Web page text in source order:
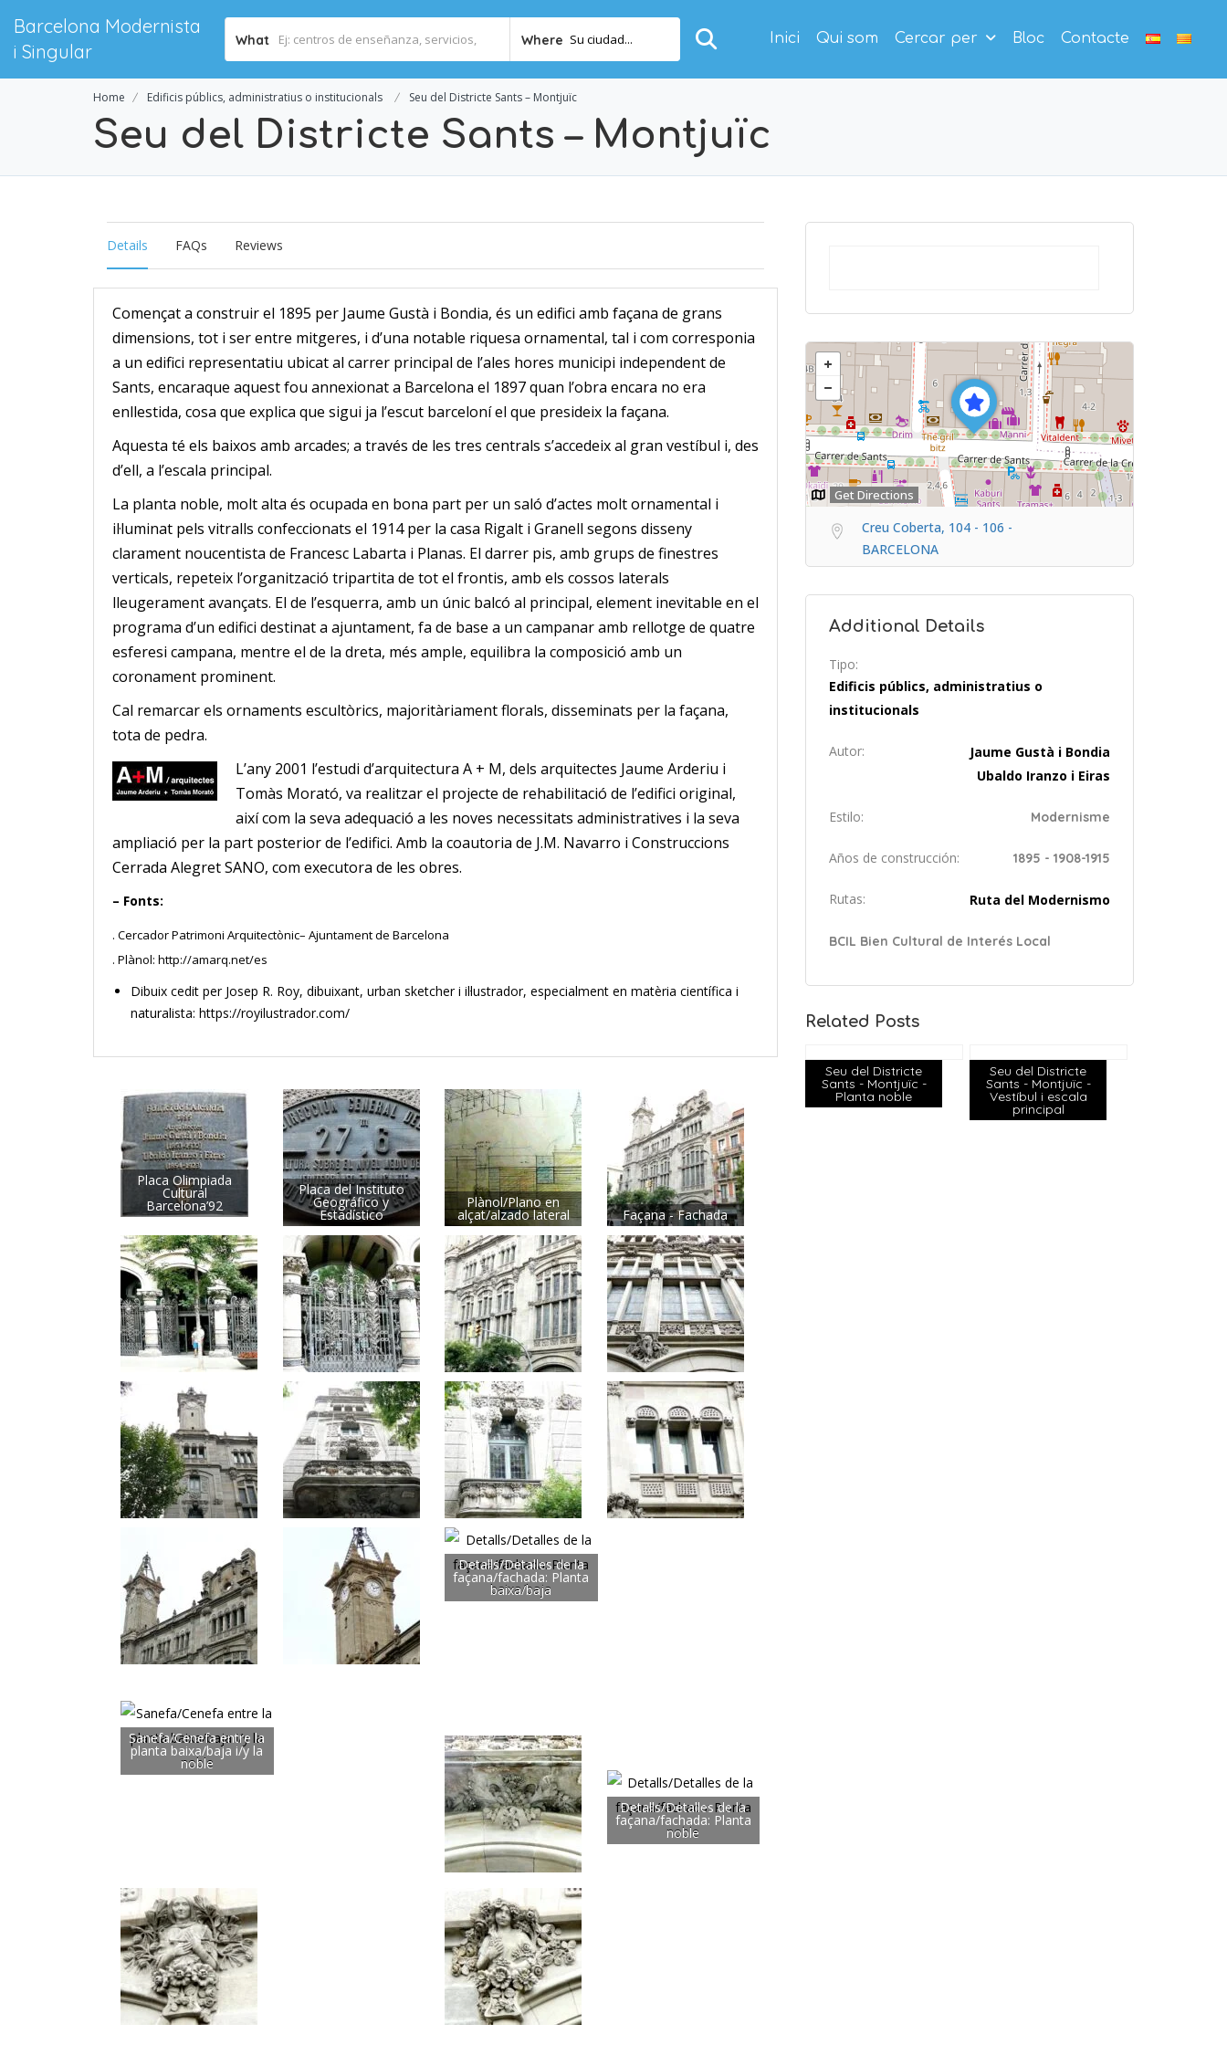
Barcelona Modernista
i Singular
What Where Su ciudad... Inici Qui som Cercar per Bloc Contacte
Home Edificis públics, administratius o institucionals Seu del Districte Sants – Montjuïc
Seu del Districte Sants – Montjuïc
Details FAQs Reviews
Començat a construir el 1895 per Jaume Gustà i Bondia, és un edifici amb façana de grans
dimensions, tot i ser entre mitgeres, i d’una notable riquesa ornamental, tal i com corresponia
a un edifici representatiu ubicat al carrer principal de l’ales hores municipi independent de
Sants, encaraque aquest fou annexionat a Barcelona el 1897 quan l’obra encara no era
enllestida, cosa que explica que sigui ja l’escut barceloní el que presideix la façana.
Aquesta té els baixos amb arcades; a través de les tres centrals s’accedeix al gran vestíbul i, des
d’ell, a l’escala principal.
La planta noble, molt alta és ocupada en bona part per un saló d’actes molt ornamental i
il·luminat pels vitralls confeccionats el 1914 per la casa Rigalt i Granell segons disseny
clarament noucentista de Francesc Labarta i Planas. El darrer pis, amb grups de finestres
verticals, repeteix l’organització tripartita de tot el frontis, amb els cossos laterals
lleugerament avançats. El de l’esquerra, amb un únic balcó al principal, element inevitable en el
programa d’un edifici destinat a ajuntament, fa de base a un campanar amb rellotge de quatre
esferesi campana, mentre el de la dreta, més ample, equilibra la composició amb un
coronament prominent.
Cal remarcar els ornaments escultòrics, majoritàriament florals, disseminats per la façana,
tota de pedra.
L’any 2001 l’estudi d’arquitectura A + M, dels arquitectes Jaume Arderiu i
Tomàs Morató, va realitzar el projecte de rehabilitació de l’edifici original,
així com la seva adequació a les noves necessitats administratives i la seva
ampliació per la part posterior de l’edifici. Amb la coautoria de J.M. Navarro i Construccions
Cerrada Alegret SANO, com executora de les obres.
– Fonts:
. Cercador Patrimoni Arquitectònic– Ajuntament de Barcelona
. Plànol: http://amarq.net/es
Dibuix cedit per Josep R. Roy, dibuixant, urban sketcher i il·lustrador, especialment en matèria científica i
naturalista: https://royilustrador.com/
Placa Olimpiada
Cultural
Barcelona’92
Placa del Instituto
Geográfico y
Estadístico
Plànol/Plano en
alçat/alzado lateral Façana - Fachada
Detalls/Detalles de la
façana/fachada: Planta
baixa/baja
Sanefa/Cenefa entre la
planta baixa/baja i/y la
noble
Detalls/Detalles de la
façana/fachada: Planta
noble
Get Directions
Creu Coberta, 104 - 106 -
BARCELONA
Additional Details
Tipo:
Edificis públics, administratius o
institucionals
Autor:
Jaume Gustà i Bondia
Ubaldo Iranzo i Eiras
Estilo: Modernisme
Años de construcción: 1895 - 1908-1915
Rutas: Ruta del Modernismo
BCIL Bien Cultural de Interés Local
Related Posts
Seu del Districte
Sants - Montjuïc -
Planta noble
Seu del Districte
Sants - Montjuïc -
Vestíbul i escala
principal